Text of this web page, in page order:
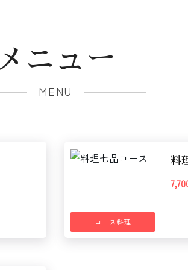
メニュー
MENU
コース料理
料